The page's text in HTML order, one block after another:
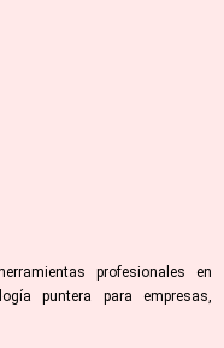
profesionales en
puntera para empresas,